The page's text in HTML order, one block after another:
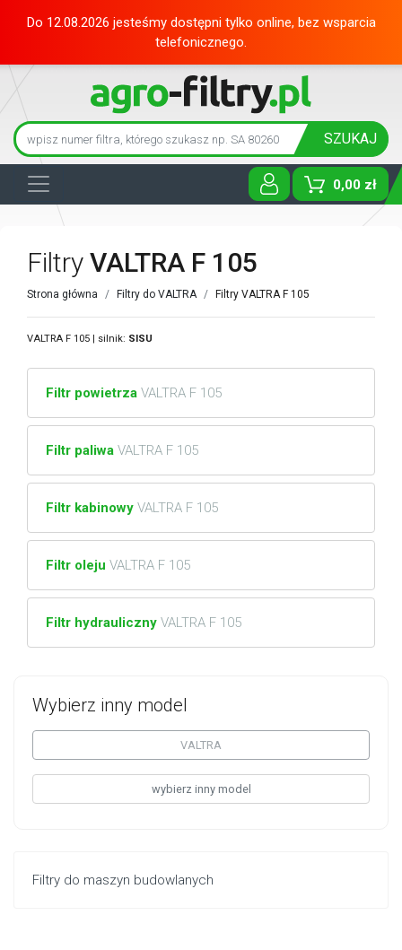
Do 12.08.2026 jesteśmy dostępni tylko online, bez wsparcia
telefonicznego.
SZUKAJ
0,00 zł
Toggle
Wybierz inny model
VALTRA
wybierz inny model
Filtry do maszyn budowlanych
Filtry VALTRA F 105
Strona główna Filtry do VALTRA Filtry VALTRA F 105
VALTRA F 105 | silnik: SISU
Filtr powietrza VALTRA F 105
Filtr paliwa VALTRA F 105
Filtr kabinowy VALTRA F 105
Filtr oleju VALTRA F 105
Filtr hydrauliczny VALTRA F 105